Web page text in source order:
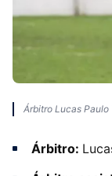
Árbitro Lucas Paulo
Árbitro: